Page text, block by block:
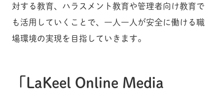
対する教育、ハラスメント教育や管理者向け教育で
も活用していくことで、一人一人が安全に働ける職
場環境の実現を目指していきます。
「LaKeel Online Media